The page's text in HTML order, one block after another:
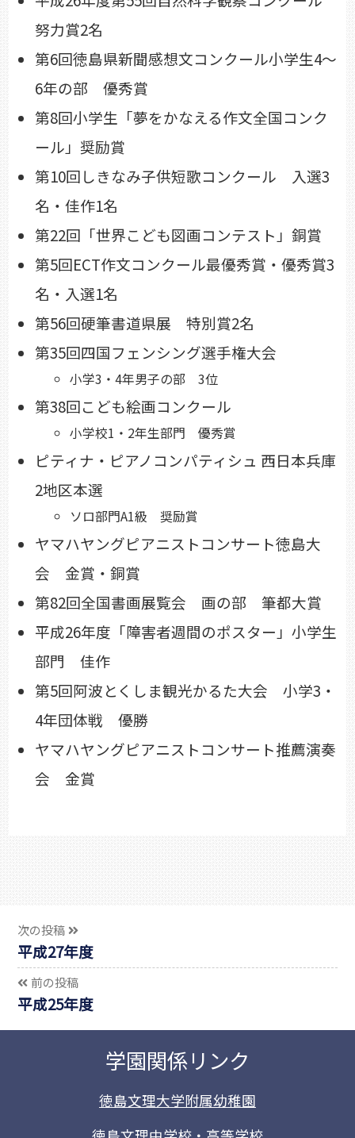
努力賞2名
第6回徳島県新聞感想文コンクール小学生4～
6年の部 優秀賞
第8回小学生「夢をかなえる作文全国コンク
ール」奨励賞
第10回しきなみ子供短歌コンクール 入選3
名・佳作1名
第22回「世界こども図画コンテスト」銅賞
第5回ECT作文コンクール最優秀賞・優秀賞3
名・入選1名
第56回硬筆書道県展 特別賞2名
第35回四国フェンシング選手権大会
小学3・4年男子の部 3位
第38回こども絵画コンクール
小学校1・2年生部門 優秀賞
ピティナ・ピアノコンパティシュ 西日本兵庫
2地区本選
ソロ部門A1級 奨励賞
ヤマハヤングピアニストコンサート徳島大
会 金賞・銅賞
第82回全国書画展覧会 画の部 筆都大賞
平成26年度「障害者週間のポスター」小学生
部門 佳作
第5回阿波とくしま観光かるた大会 小学3・
4年団体戦 優勝
ヤマハヤングピアニストコンサート推薦演奏
会 金賞
次の投稿
平成27年度
前の投稿
平成25年度
学園関係リンク
徳島文理大学附属幼稚園